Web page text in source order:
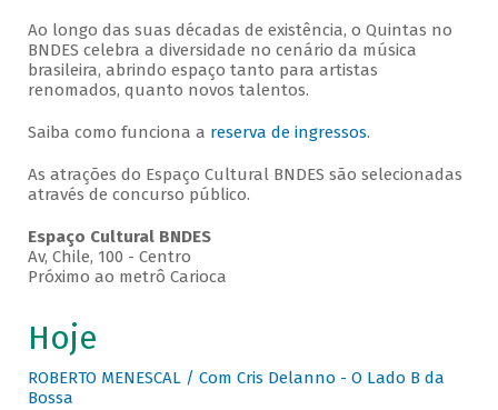
Ao longo das suas décadas de existência, o Quintas no
BNDES celebra a diversidade no cenário da música
brasileira, abrindo espaço tanto para artistas
renomados, quanto novos talentos.
Saiba como funciona a reserva de ingressos.
As atrações do Espaço Cultural BNDES são selecionadas
através de concurso público.
Espaço Cultural BNDES
Av, Chile, 100 - Centro
Próximo ao metrô Carioca
Hoje
ROBERTO MENESCAL / Com Cris Delanno - O Lado B da
Bossa